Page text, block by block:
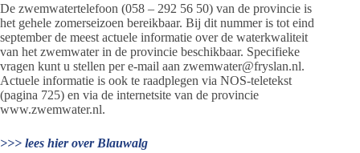
De zwemwatertelefoon (058 – 292 56 50) van de provincie is
het gehele zomerseizoen bereikbaar. Bij dit nummer is tot eind
september de meest actuele informatie over de waterkwaliteit
van het zwemwater in de provincie beschikbaar. Specifieke
vragen kunt u stellen per e-mail aan zwemwater@fryslan.nl.
Actuele informatie is ook te raadplegen via NOS-teletekst
(pagina 725) en via de internetsite van de provincie
www.zwemwater.nl.
>>> lees hier over Blauwalg